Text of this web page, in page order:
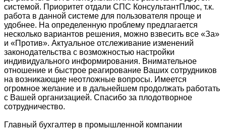
системой. Приоритет отдали СПС КонсультантПлюс, т.к.
работа в данной системе для пользователя проще и
удобнее. На определенную проблему предлагается
несколько вариантов решения, можно взвесить все «За»
и «Против». Актуальное отслеживание изменений
законодательства с возможностью настройки
индивидуального информирования. Внимательное
отношение и быстрое реагирование Ваших сотрудников
на возникающие неотложные вопросы. Имеется
огромное желание и в дальнейшем продолжать работать
с Вашей организацией. Спасибо за плодотворное
сотрудничество.
Главный бухгалтер в промышленной компании